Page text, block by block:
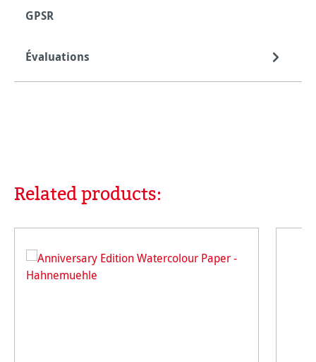
GPSR
Évaluations
Ignorer la galerie de produits
Related products: